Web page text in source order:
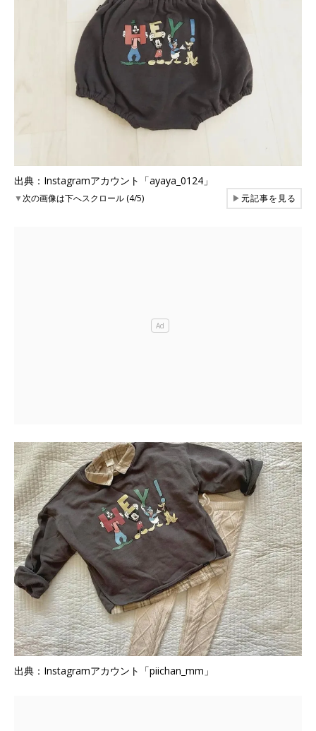
出典：Instagramアカウント「ayaya_0124」
▼次の画像は下へスクロール (4/5) ▶元記事を見る
出典：Instagramアカウント「piichan_mm」